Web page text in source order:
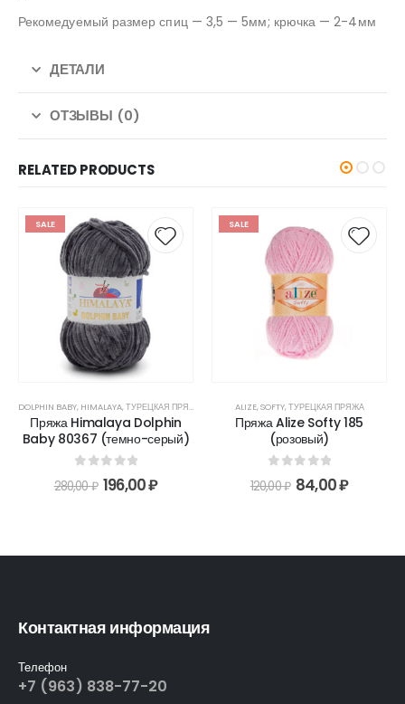
Рекомедуемый размер спиц — 3,5 — 5мм; крючка — 2-4мм
ДЕТАЛИ
ОТЗЫВЫ (0)
RELATED PRODUCTS
SALE
DOLPHIN BABY, HIMALAYA,ТУРЕЦКАЯ ПРЯЖА
Пряжа Himalaya Dolphin
Baby 80367 (темно-серый)
out of 5
280,00₽ 196,00₽
SALE
ALIZE,SOFTY,ТУРЕЦКАЯ ПРЯЖА
Пряжа Alize Softy 185
(розовый)
out of 5
120,00₽ 84,00₽
Контактная информация
Телефон
+7 (963) 838-77-20